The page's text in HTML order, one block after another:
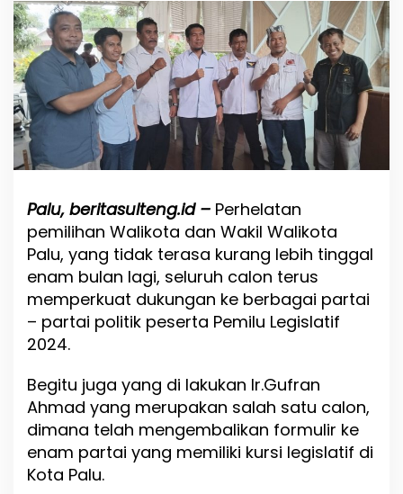
a
P
a
r
t
a
t
D
K
o
t
l
u
e
p
Palu, beritasulteng.id – Perhelatan
pemilihan Walikota dan Wakil Walikota
Palu, yang tidak terasa kurang lebih tinggal
enam bulan lagi, seluruh calon terus
memperkuat dukungan ke berbagai partai
– partai politik peserta Pemilu Legislatif
2024.
Begitu juga yang di lakukan Ir.Gufran
Ahmad yang merupakan salah satu calon,
dimana telah mengembalikan formulir ke
enam partai yang memiliki kursi legislatif di
Kota Palu.